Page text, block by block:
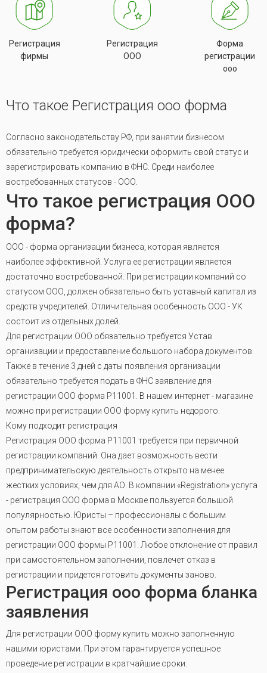
Регистрация
фирмы
Регистрация
ООО
Форма
регистрации
ооо
Что такое Регистрация ооо форма
Согласно законодательству РФ, при занятии бизнесом
обязательно требуется юридически оформить свой статус и
зарегистрировать компанию в ФНС. Среди наиболее
востребованных статусов - ООО.
Что такое регистрация ООО
форма?
ООО - форма организации бизнеса, которая является
наиболее эффективной. Услуга ее регистрации является
достаточно востребованной. При регистрации компаний со
статусом ООО, должен обязательно быть уставный капитал из
средств учредителей. Отличительная особенность ООО - УК
состоит из отдельных долей.
Для регистрации ООО обязательно требуется Устав
организации и предоставление большого набора документов.
Также в течение 3 дней с даты появления организации
обязательно требуется подать в ФНС заявление для
регистрации ООО форма Р11001. В нашем интернет - магазине
можно при регистрации ООО форму купить недорого.
Кому подходит регистрация
Регистрация ООО форма Р11001 требуется при первичной
регистрации компаний. Она дает возможность вести
предпринимательскую деятельность открыто на менее
жестких условиях, чем для АО. В компании «Registration» услуга
- регистрация ООО форма в Москве пользуется большой
популярностью. Юристы – профессионалы с большим
опытом работы знают все особенности заполнения для
регистрации ООО формы Р11001. Любое отклонение от правил
при самостоятельном заполнении, повлечет отказ в
регистрации и придется готовить документы заново.
Регистрация ооо форма бланка
заявления
Для регистрации ООО форму купить можно заполненную
нашими юристами. При этом гарантируется успешное
проведение регистрации в кратчайшие сроки.